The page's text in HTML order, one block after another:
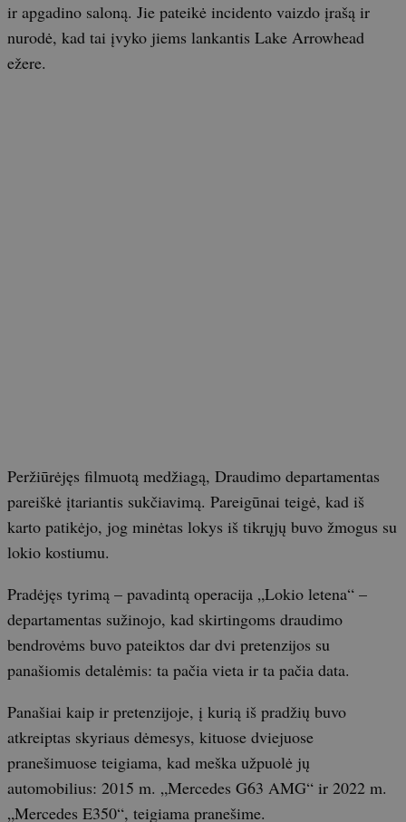
ir apgadino saloną. Jie pateikė incidento vaizdo įrašą ir
nurodė, kad tai įvyko jiems lankantis Lake Arrowhead
ežere.
Peržiūrėjęs filmuotą medžiagą, Draudimo departamentas
pareiškė įtariantis sukčiavimą. Pareigūnai teigė, kad iš
karto patikėjo, jog minėtas lokys iš tikrųjų buvo žmogus su
lokio kostiumu.
Pradėjęs tyrimą – pavadintą operacija „Lokio letena“ –
departamentas sužinojo, kad skirtingoms draudimo
bendrovėms buvo pateiktos dar dvi pretenzijos su
panašiomis detalėmis: ta pačia vieta ir ta pačia data.
Panašiai kaip ir pretenzijoje, į kurią iš pradžių buvo
atkreiptas skyriaus dėmesys, kituose dviejuose
pranešimuose teigiama, kad meška užpuolė jų
automobilius: 2015 m. „Mercedes G63 AMG“ ir 2022 m.
„Mercedes E350“, teigiama pranešime.